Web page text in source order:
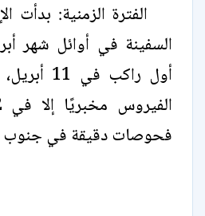
الفترة الزمنية: بدأت
أول راكب
فحوصات دقيقة في جنوب